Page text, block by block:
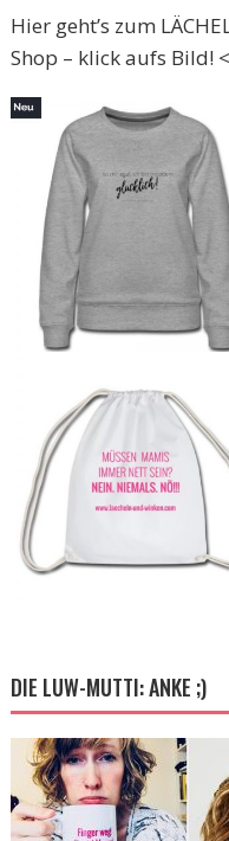
Hier geht’s zum
Shop – klick aufs Bild!
DIE LUW-MUTTI: ANKE ;)